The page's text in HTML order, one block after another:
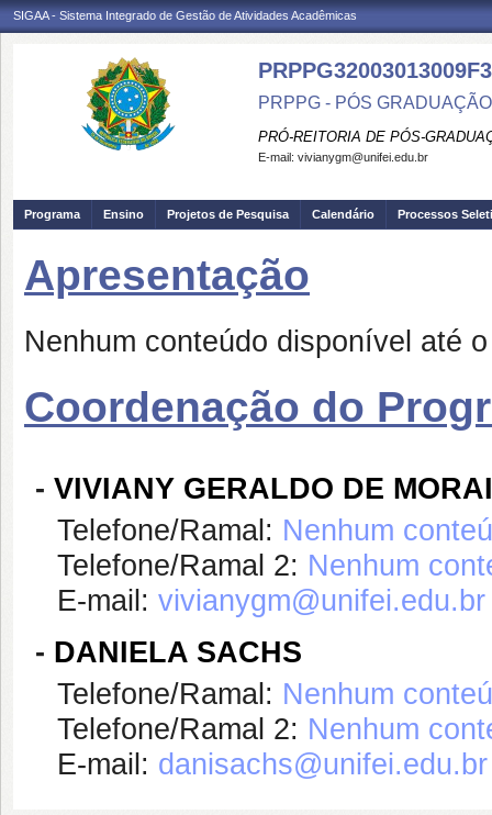
SIGAA - Sistema Integrado de Gestão de Atividades Acadêmicas
PRPPG32003013009F3
PRPPG - PÓS
PRÓ-REITORIA DE PÓS-
E-mail: vivianygm@unifei.edu.br
Programa Ensino Projetos de Pesquisa Calendário Processos
Apresentação
Nenhum conteúdo disponível até
Coordenação do
- VIVIANY GERALDO DE
Telefone/Ramal: Nenhum
Telefone/Ramal 2: Nenhum
E-mail: vivianygm@unifei.edu.br
- DANIELA SACHS
Telefone/Ramal: Nenhum
Telefone/Ramal 2: Nenhum
E-mail: danisachs@unifei.edu.br